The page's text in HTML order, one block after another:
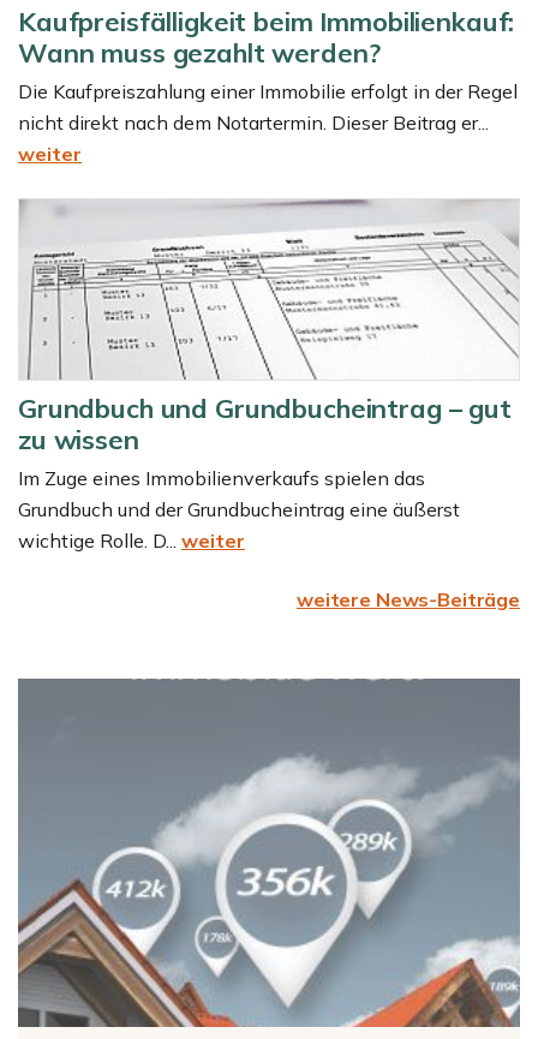
Kaufpreisfälligkeit beim Immobilienkauf:
Wann muss gezahlt werden?
Die Kaufpreiszahlung einer Immobilie erfolgt in der Regel
nicht direkt nach dem Notartermin. Dieser Beitrag er...
weiter
Grundbuch und Grundbucheintrag – gut
zu wissen
Im Zuge eines Immobilienverkaufs spielen das
Grundbuch und der Grundbucheintrag eine äußerst
wichtige Rolle. D... weiter
weitere News-Beiträge